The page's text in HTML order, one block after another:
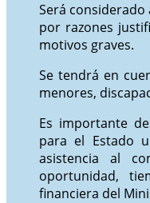
Será
por razones
motivos graves.
Se tendrá en
menores,
Es importante
para el Estado
asistencia al
oportunidad,
financiera del